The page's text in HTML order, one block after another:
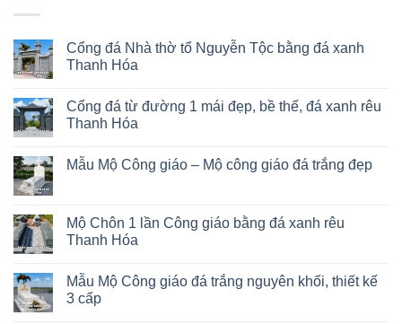
Cổng đá Nhà thờ tổ Nguyễn Tộc bằng đá xanh
Thanh Hóa
Cổng đá từ đường 1 mái đẹp, bề thế, đá xanh rêu
Thanh Hóa
Mẫu Mộ Công giáo – Mộ công giáo đá trắng đẹp
Mộ Chôn 1 lần Công giáo bằng đá xanh rêu
Thanh Hóa
Mẫu Mộ Công giáo đá trắng nguyên khối, thiết kế
3 cấp